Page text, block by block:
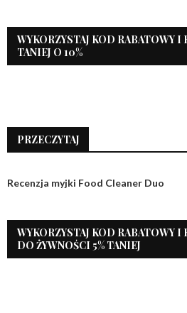
WYKORZYSTAJ KOD RABATOWY I
TANIEJ O 10%
PRZECZYTAJ
Recenzja myjki Food Cleaner Duo
WYKORZYSTAJ KOD RABATOWY I
DO ŻYWNOŚCI 5% TANIEJ